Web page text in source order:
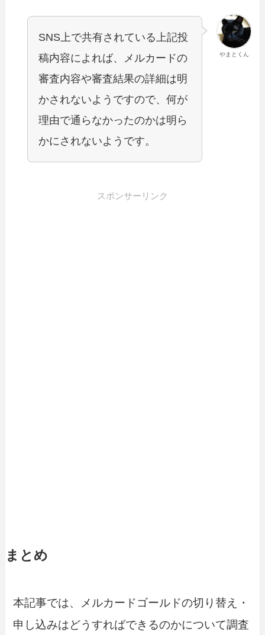
やまとくん
SNS上で共有されている上記投
稿内容によれば、メルカードの
審査内容や審査結果の詳細は明
かされないようですので、何が
理由で通らなかったのかは明ら
かにされないようです。
スポンサーリンク
まとめ
本記事では、メルカードゴールドの切り替え・
申し込みはどうすればできるのかについて調査